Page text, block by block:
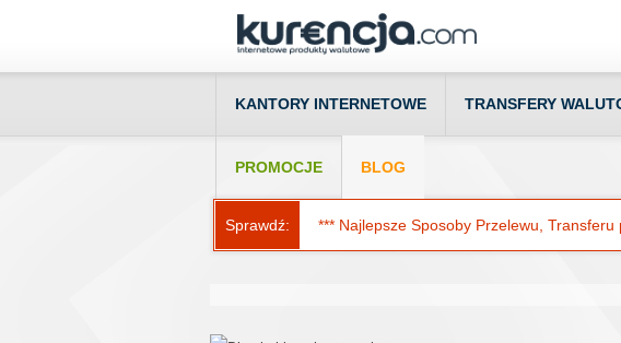
KANTORY INTERNETOWE TRANSFERY
PROMOCJE BLOG
Sprawdź: *** Najlepsze Sposoby Przelewu,